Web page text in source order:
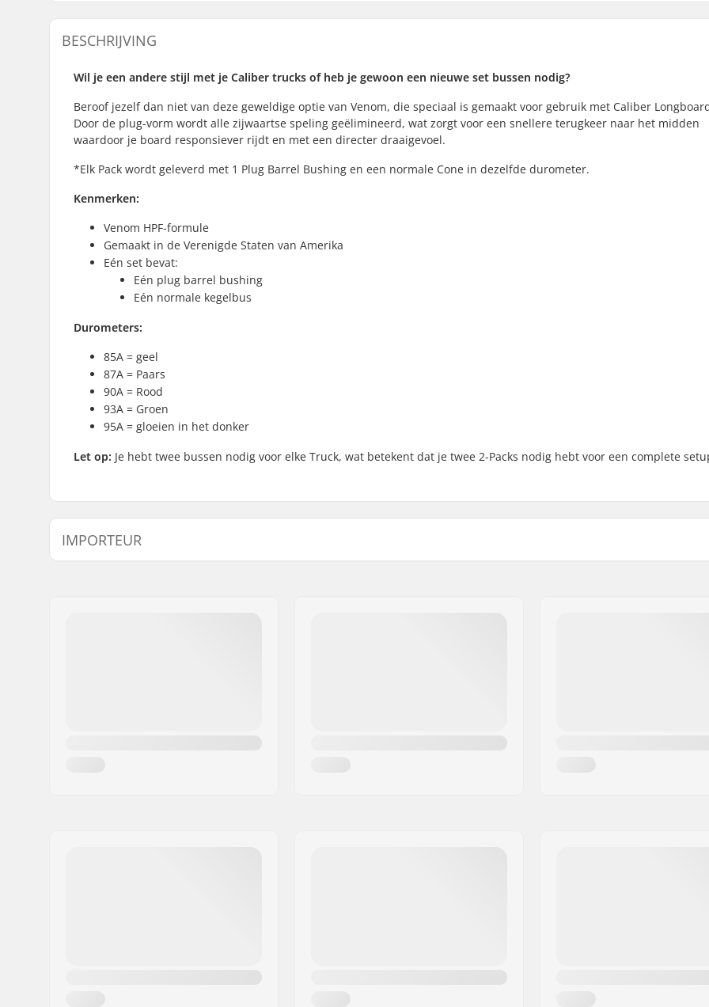
BESCHRIJVING
Wil je een andere stijl met je Caliber trucks of heb je gewoon een nieuwe set bussen nodig?
Beroof jezelf dan niet van deze geweldige optie van Venom, die speciaal is gemaakt voor gebruik met Caliber
Door de plug-vorm wordt alle zijwaartse speling geëlimineerd, wat zorgt voor een snellere terugkeer naar het midden
waardoor je board responsiever rijdt en met een directer draaigevoel.
*Elk Pack wordt geleverd met 1 Plug Barrel Bushing en een normale Cone in dezelfde durometer.
Kenmerken:
Venom HPF-formule
Gemaakt in de Verenigde Staten van Amerika
Eén set bevat:
Eén plug barrel bushing
Eén normale kegelbus
Durometers:
85A = geel
87A = Paars
90A = Rood
93A = Groen
95A = gloeien in het donker
Let op: Je hebt twee bussen nodig voor elke Truck, wat betekent dat je twee 2-Packs nodig hebt voor een complete
IMPORTEUR